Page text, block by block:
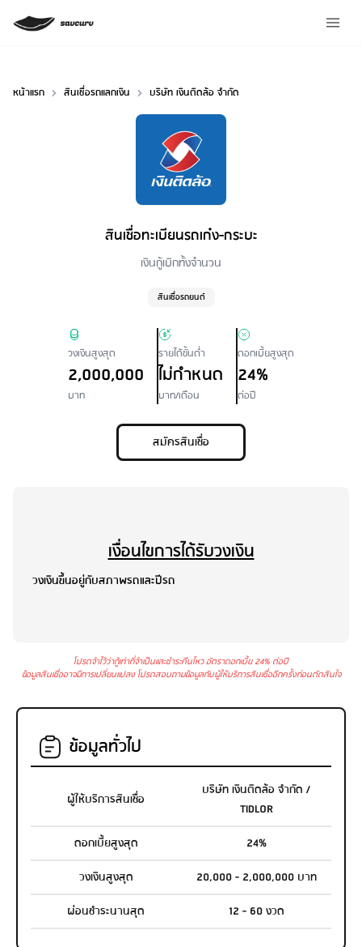
หน้าแรก สินเชื่อรถแลกเงิน บริษัท เงินติดล้อ จำกัด
สินเชื่อทะเบียนรถเก๋ง-กระบะ
เงินกู้เบิกทั้งจำนวน
สินเชื่อรถยนต์
วงเงินสูงสุด
2,000,000
บาท
รายได้ขั้นต่ำ
ไม่กำหนด
บาท/เดือน
ดอกเบี้ยสูงสุด
24%
ต่อปี
สมัครสินเชื่อ
เงื่อนไขการได้รับวงเงิน
วงเงินขึ้นอยู่กับสภาพรถและปีรถ
โปรดจำไว้ว่ากู้เท่าที่จำเป็นและชำระคืนไหว อัตราดอกเบี้ย 24% ต่อปี
ข้อมูลสินเชื่ออาจมีการเปลี่ยนแปลง โปรดสอบถามข้อมูลกับผู้ให้บริการสินเชื่ออีกครั้งก่อนตัดสินใจ
ข้อมูลทั่วไป
ผู้ให้บริการสินเชื่อ
บริษัท เงินติดล้อ จำกัด /
TIDLOR
ดอกเบี้ยสูงสุด
24%
วงเงินสูงสุด
20,000 - 2,000,000 บาท
ผ่อนชำระนานสุด
12 - 60 งวด